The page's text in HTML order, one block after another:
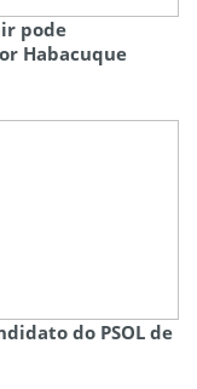
pode
Habacuque
do PSOL de